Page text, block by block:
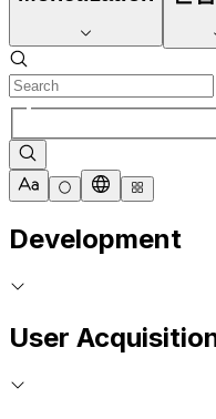
Development
User